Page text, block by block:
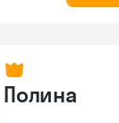
Полина